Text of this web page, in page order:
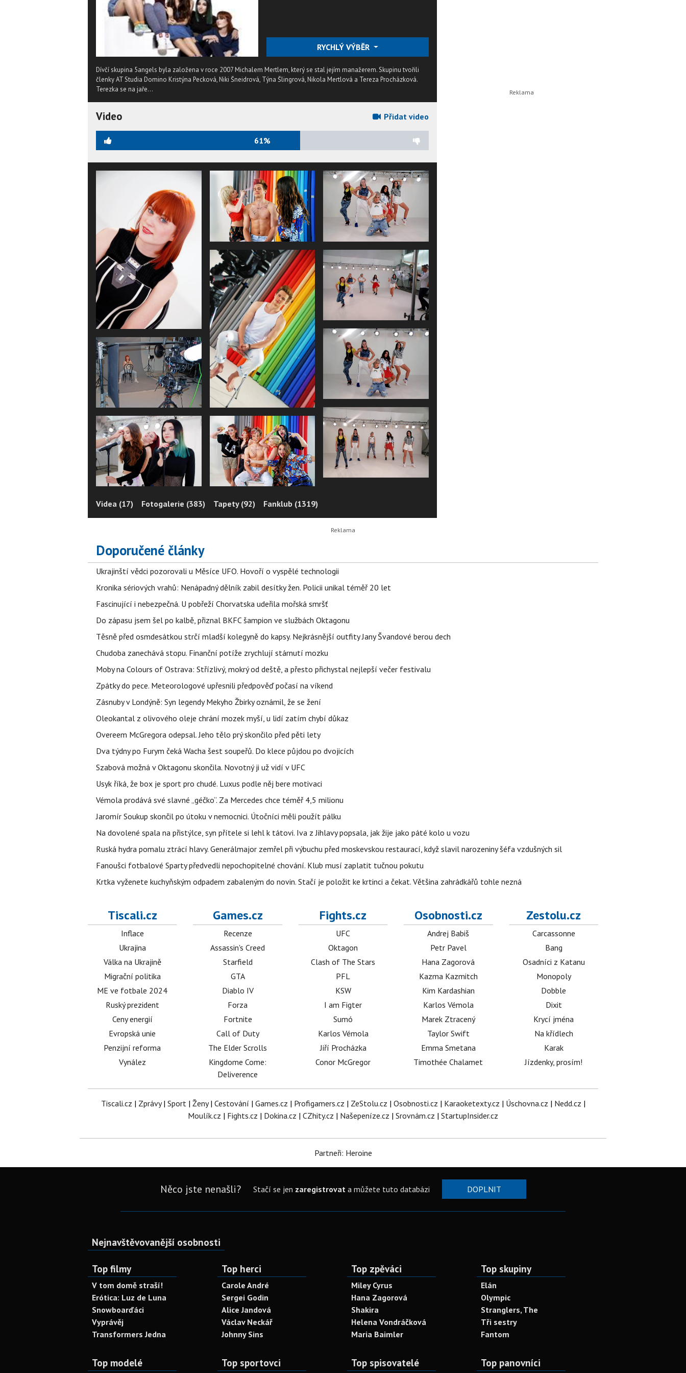
RYCHLÝ VÝBĚR
Dívčí skupina 5angels byla založena v roce 2007 Michalem Mertlem, který se stal jejím manažerem. Skupinu tvořili
členky AT Studia Domino Kristýna Pecková, Niki Šneidrová, Týna Šlingrová, Nikola Mertlová a Tereza Procházková.
Terezka se na jaře...
Video Přidat video
61%
Videa (17) Fotogalerie (383) Tapety (92) Fanklub (1319)
Doporučené články
Ukrajinští vědci pozorovali u Měsíce UFO. Hovoří o vyspělé technologii
Kronika sériových vrahů: Nenápadný dělník zabil desítky žen. Policii unikal téměř 20 let
Fascinující i nebezpečná. U pobřeží Chorvatska udeřila mořská smršť
Do zápasu jsem šel po kalbě, přiznal BKFC šampion ve službách Oktagonu
Těsně před osmdesátkou strčí mladší kolegyně do kapsy. Nejkrásnější outfity Jany Švandové berou dech
Chudoba zanechává stopu. Finanční potíže zrychlují stárnutí mozku
Moby na Colours of Ostrava: Střízlivý, mokrý od deště, a přesto přichystal nejlepší večer festivalu
Zpátky do pece. Meteorologové upřesnili předpověď počasí na víkend
Zásnuby v Londýně: Syn legendy Mekyho Žbirky oznámil, že se žení
Oleokantal z olivového oleje chrání mozek myší, u lidí zatím chybí důkaz
Overeem McGregora odepsal. Jeho tělo prý skončilo před pěti lety
Dva týdny po Furym čeká Wacha šest soupeřů. Do klece půjdou po dvojicích
Szabová možná v Oktagonu skončila. Novotný ji už vidí v UFC
Usyk říká, že box je sport pro chudé. Luxus podle něj bere motivaci
Vémola prodává své slavné „géčko“. Za Mercedes chce téměř 4,5 milionu
Jaromír Soukup skončil po útoku v nemocnici. Útočníci měli použít pálku
Na dovolené spala na přistýlce, syn přítele si lehl k tátovi. Iva z Jihlavy popsala, jak žije jako páté kolo u vozu
Ruská hydra pomalu ztrácí hlavy. Generálmajor zemřel při výbuchu před moskevskou restaurací, když slavil narozeniny šéfa vzdušných sil
Fanoušci fotbalové Sparty předvedli nepochopitelné chování. Klub musí zaplatit tučnou pokutu
Krtka vyženete kuchyňským odpadem zabaleným do novin. Stačí je položit ke krtinci a čekat. Většina zahrádkářů tohle nezná
Tiscali.cz
Inflace
Ukrajina
Válka na Ukrajině
Migrační politika
ME ve fotbale 2024
Ruský prezident
Ceny energií
Evropská unie
Penzijní reforma
Vynález
Games.cz
Recenze
Assassin's Creed
Starfield
GTA
Diablo IV
Forza
Fortnite
Call of Duty
The Elder Scrolls
Kingdome Come:
Deliverence
Fights.cz
UFC
Oktagon
Clash of The Stars
PFL
KSW
I am Figter
Sumó
Karlos Vémola
Jiří Procházka
Conor McGregor
Osobnosti.cz
Andrej Babiš
Petr Pavel
Hana Zagorová
Kazma Kazmitch
Kim Kardashian
Karlos Vémola
Marek Ztracený
Taylor Swift
Emma Smetana
Timothée Chalamet
Zestolu.cz
Carcassonne
Bang
Osadníci z Katanu
Monopoly
Dobble
Dixit
Krycí jména
Na křídlech
Karak
Jízdenky, prosím!
Tiscali.cz | Zprávy| Sport| Ženy| Cestování | Games.cz | Profigamers.cz | ZeStolu.cz | Osobnosti.cz | Karaoketexty.cz | Úschovna.cz | Nedd.cz |
Moulík.cz | Fights.cz | Dokina.cz | CZhity.cz | Našepeníze.cz | Srovnám.cz | StartupInsider.cz
Partneři: Heroine
Něco jste nenašli? Stačí se jen zaregistrovata můžete tuto databázi DOPLNIT
Nejnavštěvovanější osobnosti
Top filmy
V tom domě straší!
Erótica: Luz de Luna
Snowboarďáci
Vyprávěj
Transformers Jedna
Top herci
Carole André
Sergei Godin
Alice Jandová
Václav Neckář
Johnny Sins
Top zpěváci
Miley Cyrus
Hana Zagorová
Shakira
Helena Vondráčková
Maria Baimler
Top skupiny
Elán
Olympic
Stranglers, The
Tři sestry
Fantom
Top modelé Top sportovci Top spisovatelé Top panovníci